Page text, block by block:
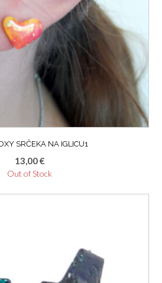
SRČEKA NA IGLICU1
13,00€
Out of Stock